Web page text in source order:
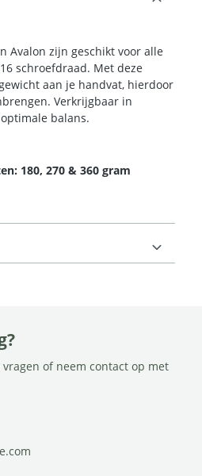
Avalon zijn geschikt voor alle
schroefdraad. Met deze
aan je handvat, hierdoor
Verkrijgbaar in
balans.
180, 270 & 360 gram
of neem contact op met